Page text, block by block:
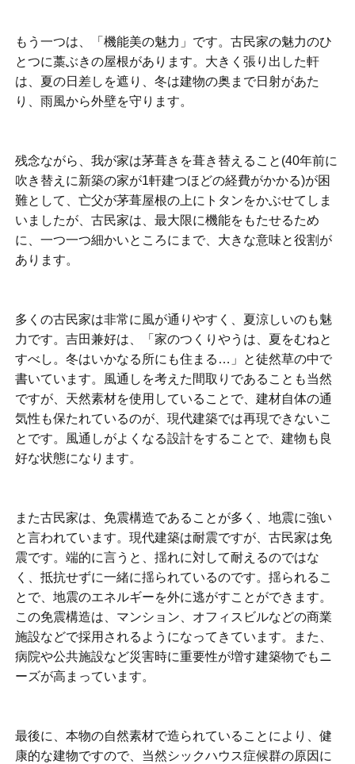
もう一つは、「機能美の魅力」です。古民家の魅力のひ
とつに藁ぶきの屋根があります。大きく張り出した軒
は、夏の日差しを遮り、冬は建物の奥まで日射があた
り、雨風から外壁を守ります。
残念ながら、我が家は茅葺きを葺き替えること(40年前に
吹き替えに新築の家が1軒建つほどの経費がかかる)が困
難として、亡父が茅葺屋根の上にトタンをかぶせてしま
いましたが、古民家は、最大限に機能をもたせるため
に、一つ一つ細かいところにまで、大きな意味と役割が
あります。
多くの古民家は非常に風が通りやすく、夏涼しいのも魅
力です。吉田兼好は、「家のつくりやうは、夏をむねと
すべし。冬はいかなる所にも住まる…」と徒然草の中で
書いています。風通しを考えた間取りであることも当然
ですが、天然素材を使用していることで、建材自体の通
気性も保たれているのが、現代建築では再現できないこ
とです。風通しがよくなる設計をすることで、建物も良
好な状態になります。
また古民家は、免震構造であることが多く、地震に強い
と言われています。現代建築は耐震ですが、古民家は免
震です。端的に言うと、揺れに対して耐えるのではな
く、抵抗せずに一緒に揺られているのです。揺られるこ
とで、地震のエネルギーを外に逃がすことができます。
この免震構造は、マンション、オフィスビルなどの商業
施設などで採用されるようになってきています。また、
病院や公共施設など災害時に重要性が増す建築物でもニ
ーズが高まっています。
最後に、本物の自然素材で造られていることにより、健
康的な建物ですので、当然シックハウス症候群の原因に